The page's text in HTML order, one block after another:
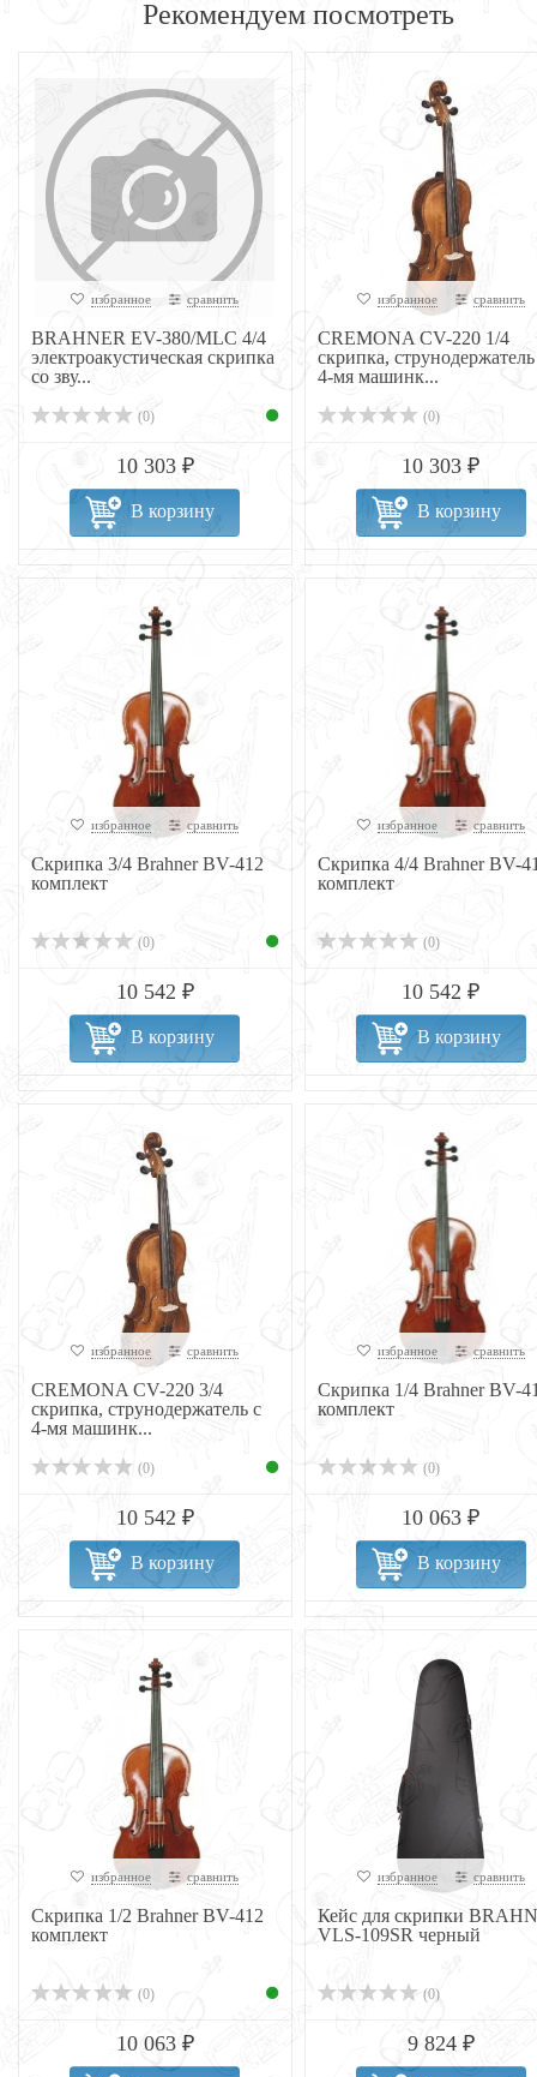
Рекомендуем посмотреть
избранное сравнить
BRAHNER EV-380/MLC 4/4
электроакустическая скрипка
со зву...
(0)
10 303 ₽
В корзину
избранное сравнить
CREMONA CV-220 1/4
скрипка, струнодержатель
4-мя машинк...
(0)
10 303 ₽
В корзину
избранное сравнить
Скрипка 3/4 Brahner BV-412
комплект
(0)
10 542 ₽
В корзину
избранное сравнить
Скрипка 4/4 Brahner BV-
комплект
(0)
10 542 ₽
В корзину
избранное сравнить
CREMONA CV-220 3/4
скрипка, струнодержатель с
4-мя машинк...
(0)
10 542 ₽
В корзину
избранное сравнить
Скрипка 1/4 Brahner BV-
комплект
(0)
10 063 ₽
В корзину
избранное сравнить
Скрипка 1/2 Brahner BV-412
комплект
(0)
10 063 ₽
избранное сравнить
Кейс для скрипки
VLS-109SR черный
(0)
9 824 ₽